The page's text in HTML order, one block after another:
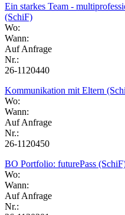
Ein starkes Team -
(SchiF)
Wo:
Wann:
Auf Anfrage
Nr.:
26-1120440
Kommunikation mit Eltern
Wo:
Wann:
Auf Anfrage
Nr.:
26-1120450
BO Portfolio: futurePass
Wo:
Wann:
Auf Anfrage
Nr.: